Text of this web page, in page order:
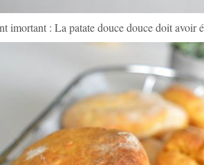
imortant : La patate douce douce doit avoir